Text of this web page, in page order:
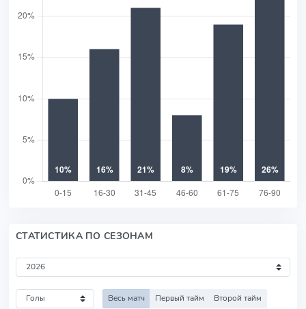
СТАТИСТИКА ПО СЕЗОНАМ
Весь матч Первый тайм Второй тайм